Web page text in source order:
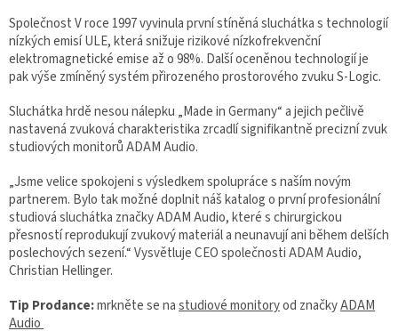
Společnost V roce 1997 vyvinula první stíněná sluchátka s technologií
nízkých emisí ULE, která snižuje rizikové nízkofrekvenční
elektromagnetické emise až o 98%. Další oceněnou technologií je
pak výše zmíněný systém přirozeného prostorového zvuku S-Logic.
Sluchátka hrdě nesou nálepku „Made in Germany“ a jejich pečlivě
nastavená zvuková charakteristika zrcadlí signifikantně precizní zvuk
studiových monitorů ADAM Audio.
„Jsme velice spokojeni s výsledkem spolupráce s naším novým
partnerem. Bylo tak možné doplnit náš katalog o první profesionální
studiová sluchátka značky ADAM Audio, které s chirurgickou
přesností reprodukují zvukový materiál a neunavují ani během delších
poslechových sezení.“ Vysvětluje CEO společnosti ADAM Audio,
Christian Hellinger.
Tip Prodance:mrkněte se nastudiové monitoryod značkyADAM
Audio